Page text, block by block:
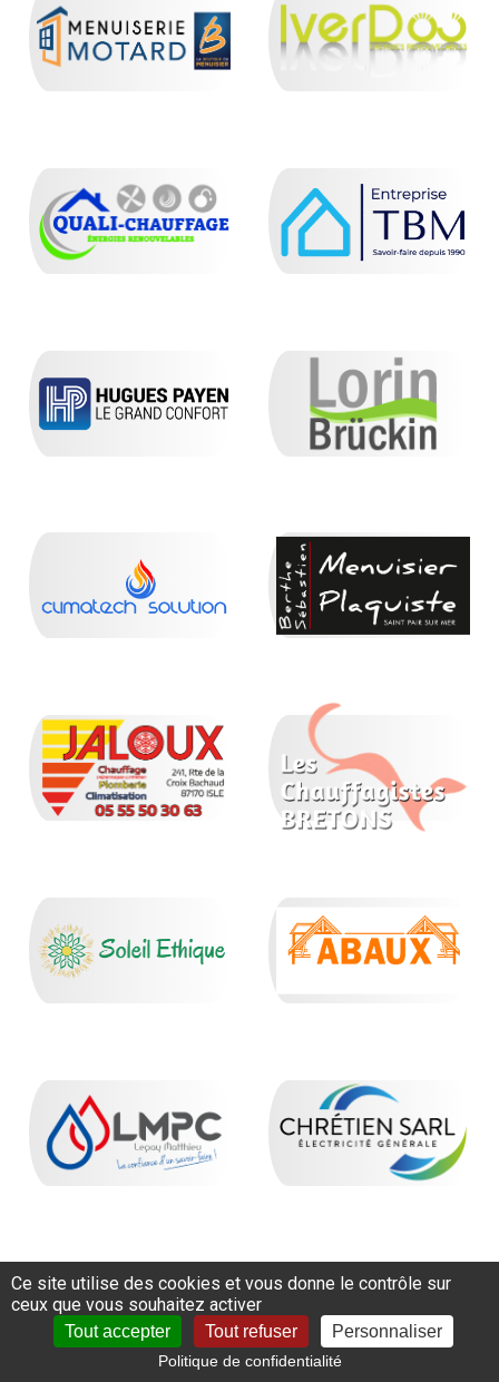
Ce site utilise des cookies et vous donne le contrôle sur
ceux que vous souhaitez activer
Tout accepter Tout refuser Personnaliser
Politique de confidentialité